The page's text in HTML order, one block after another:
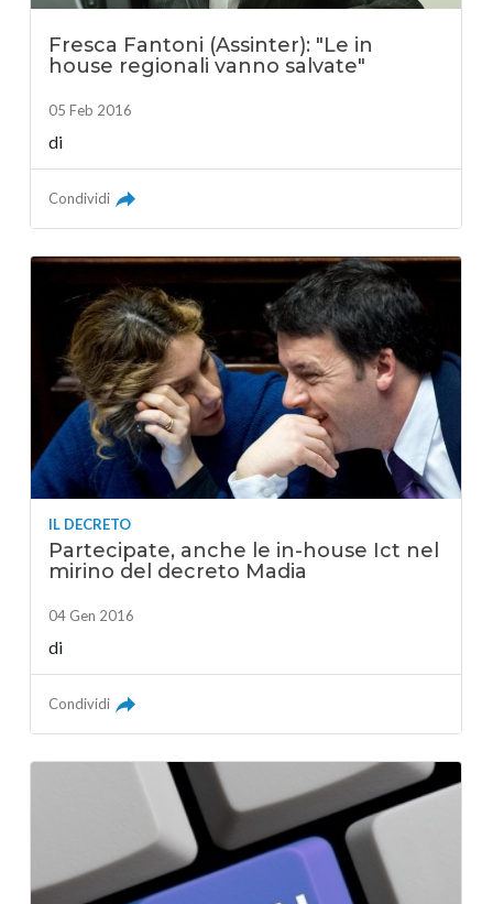
Fresca Fantoni (Assinter): "Le in
house regionali vanno salvate"
05 Feb 2016
di
Condividi
IL DECRETO
Partecipate, anche le in-house Ict nel
mirino del decreto Madia
04 Gen 2016
di
Condividi